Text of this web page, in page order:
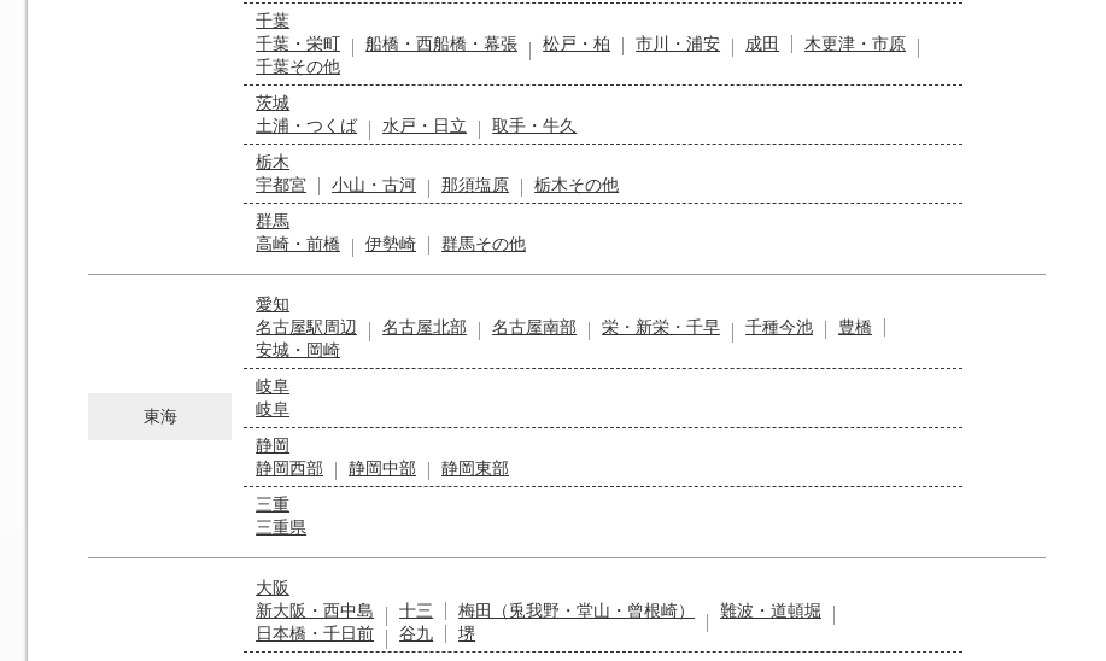
千葉
千葉・栄町
船橋・西船橋・幕張 松戸・柏 市川・浦安 成田
木更津・市原
千葉その他
茨城
土浦・つくば
水戸・日立
取手・牛久
栃木
宇都宮
小山・古河 那須塩原
栃木その他
群馬
高崎・前橋
伊勢崎 群馬その他
東海
愛知
名古屋駅周辺
名古屋北部 名古屋南部 栄・新栄・千早 千種今池
豊橋
安城・岡崎
岐阜
岐阜
静岡
静岡西部
静岡中部
静岡東部
三重
三重県
大阪
新大阪・西中島
十三 梅田（兎我野・堂山・曾根崎）
難波・道頓堀
日本橋・千日前
谷九
堺